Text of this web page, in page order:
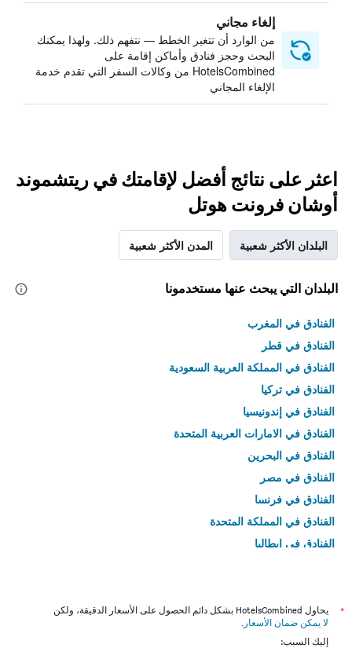
إلغاء مجاني
من الوارد أن تتغير الخطط — نتفهم ذلك. ولهذا يمكنك
البحث وحجز فنادق وأماكن إقامة على
HotelsCombined من وكالات السفر التي تقدم خدمة
الإلغاء المجاني
اعثر على نتائج أفضل لإقامتك في ريتشموند
أوشان فرونت هوتل
البلدان الأكثر شعبية المدن الأكثر شعبية
البلدان التي يبحث عنها مستخدمونا
الفنادق في المغرب
الفنادق في قطر
الفنادق في المملكة العربية السعودية
الفنادق في تركيا
الفنادق في إندونيسيا
الفنادق في الامارات العربية المتحدة
الفنادق في البحرين
الفنادق في مصر
الفنادق في فرنسا
الفنادق في المملكة المتحدة
الفنادق في إيطاليا
*
يحاول HotelsCombined بشكل دائم الحصول على الأسعار الدقيقة، ولكن
لا يمكن ضمان الأسعار .
إليك السبب: